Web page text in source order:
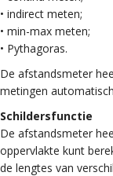
• indirect meten;
• min-max meten;
• Pythagoras.
De afstandsmeter
metingen
Schildersfunctie
De afstandsmeter
oppervlakte kunt
de lengtes van